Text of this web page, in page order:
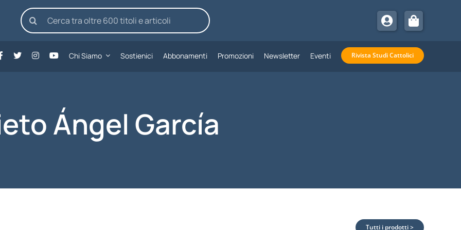
Cerca
per:
Chi Siamo Sostienici Abbonamenti Promozioni Newsletter Eventi Rivista Studi Cattolici
Ángel García
Tutti i prodotti >